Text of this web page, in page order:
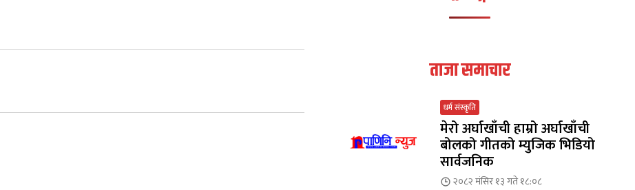
ताजा समाचार
धर्म संस्कृति
मेरो अर्घाखाँची हाम्रो अर्घाखाँची
बोलको गीतको म्युजिक भिडियो
सार्वजनिक
२०८२ मंसिर १३ गते १८:०८